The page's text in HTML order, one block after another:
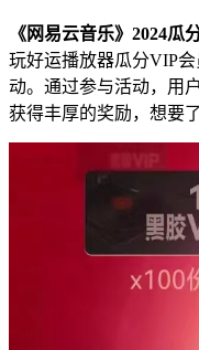
《网易云音乐》2024瓜
玩好运播放器瓜分VIP
动。通过参与活动，用
获得丰厚的奖励，想要